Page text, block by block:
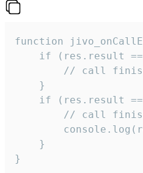
function
if (res.result
// call
    }
if (res.result
// call
    }
}